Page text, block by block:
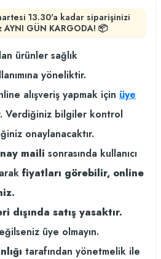
13.30'a kadar siparişinizi
AYNI GÜN KARGODA! 📦
ürünler sağlık
yöneliktir.
alışveriş yapmak için üye
Verdiğiniz bilgiler kontrol
onaylanacaktır.
maili sonrasında kullanıcı
fiyatları görebilir, online
dışında satış yasaktır.
üye olmayın.
tarafından yönetmelik ile